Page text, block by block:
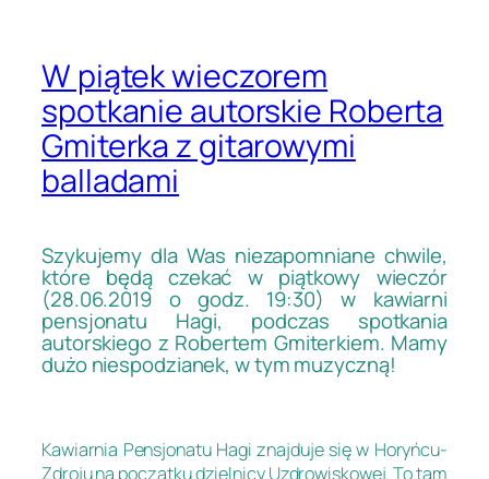
W piątek wieczorem
spotkanie autorskie Roberta
Gmiterka z gitarowymi
balladami
Szykujemy dla Was niezapomniane chwile,
które będą czekać w piątkowy wieczór
(28.06.2019 o godz. 19:30) w kawiarni
pensjonatu Hagi, podczas spotkania
autorskiego z Robertem Gmiterkiem. Mamy
dużo niespodzianek, w tym muzyczną!
Kawiarnia Pensjonatu Hagi znajduje się w Horyńcu-
Zdroju na początku dzielnicy Uzdrowiskowej. To tam